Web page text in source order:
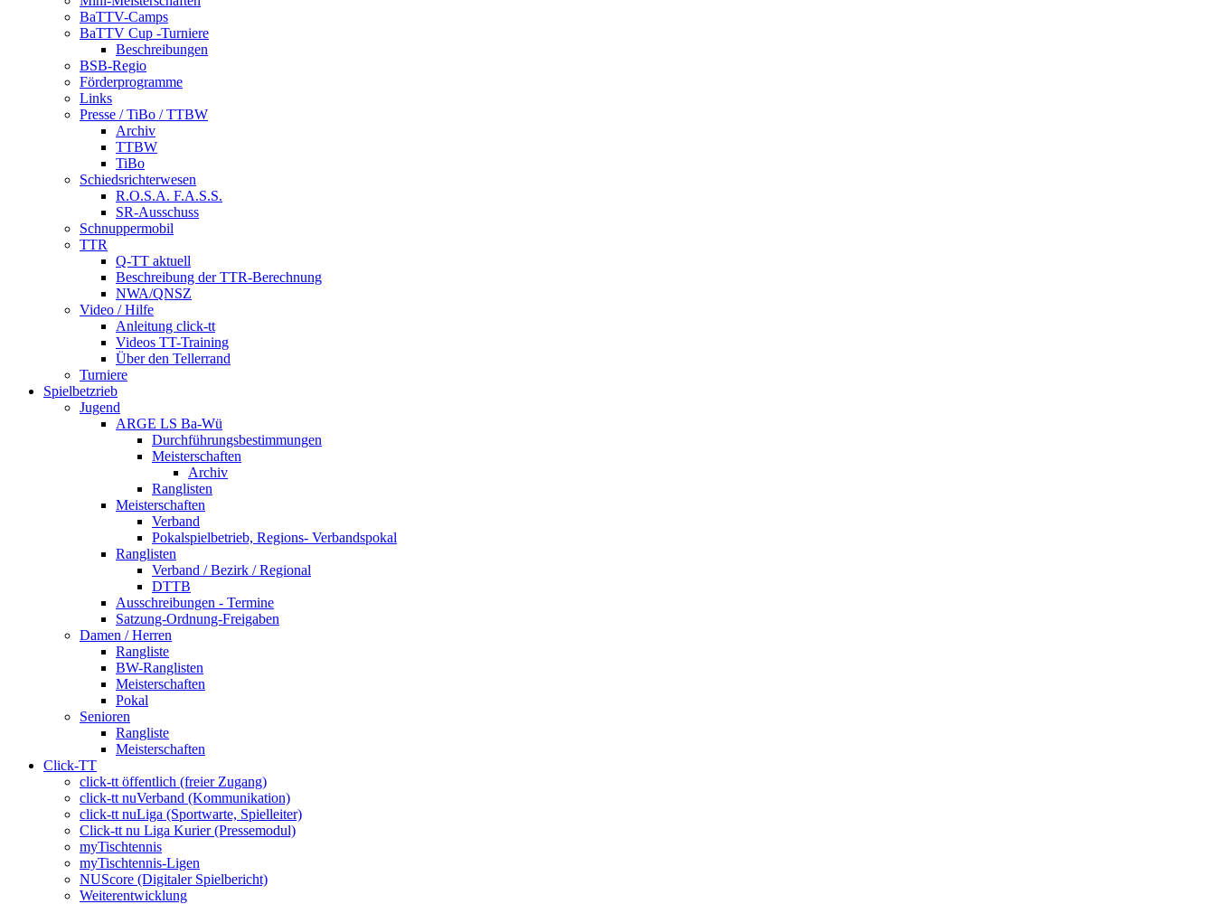
BaTTV-Camps
BaTTV Cup -Turniere
Beschreibungen
BSB-Regio
Förderprogramme
Links
Presse / TiBo / TTBW
Archiv
TTBW
TiBo
Schiedsrichterwesen
R.O.S.A. F.A.S.S.
SR-Ausschuss
Schnuppermobil
TTR
Q-TT aktuell
Beschreibung der TTR-Berechnung
NWA/QNSZ
Video / Hilfe
Anleitung click-tt
Videos TT-Training
Über den Tellerrand
Turniere
Spielbetzrieb
Jugend
ARGE LS Ba-Wü
Durchführungsbestimmungen
Meisterschaften
Archiv
Ranglisten
Meisterschaften
Verband
Pokalspielbetrieb, Regions- Verbandspokal
Ranglisten
Verband / Bezirk / Regional
DTTB
Ausschreibungen - Termine
Satzung-Ordnung-Freigaben
Damen / Herren
Rangliste
BW-Ranglisten
Meisterschaften
Pokal
Senioren
Rangliste
Meisterschaften
Click-TT
click-tt öffentlich (freier Zugang)
click-tt nuVerband (Kommunikation)
click-tt nuLiga (Sportwarte, Spielleiter)
Click-tt nu Liga Kurier (Pressemodul)
myTischtennis
myTischtennis-Ligen
NUScore (Digitaler Spielbericht)
Weiterentwicklung